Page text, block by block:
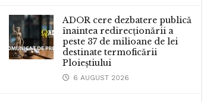
ADOR cere dezbatere publică
înaintea redirecționării a
peste 37 de milioane de lei
destinate termoficării
Ploieștiului
6 AUGUST 2026